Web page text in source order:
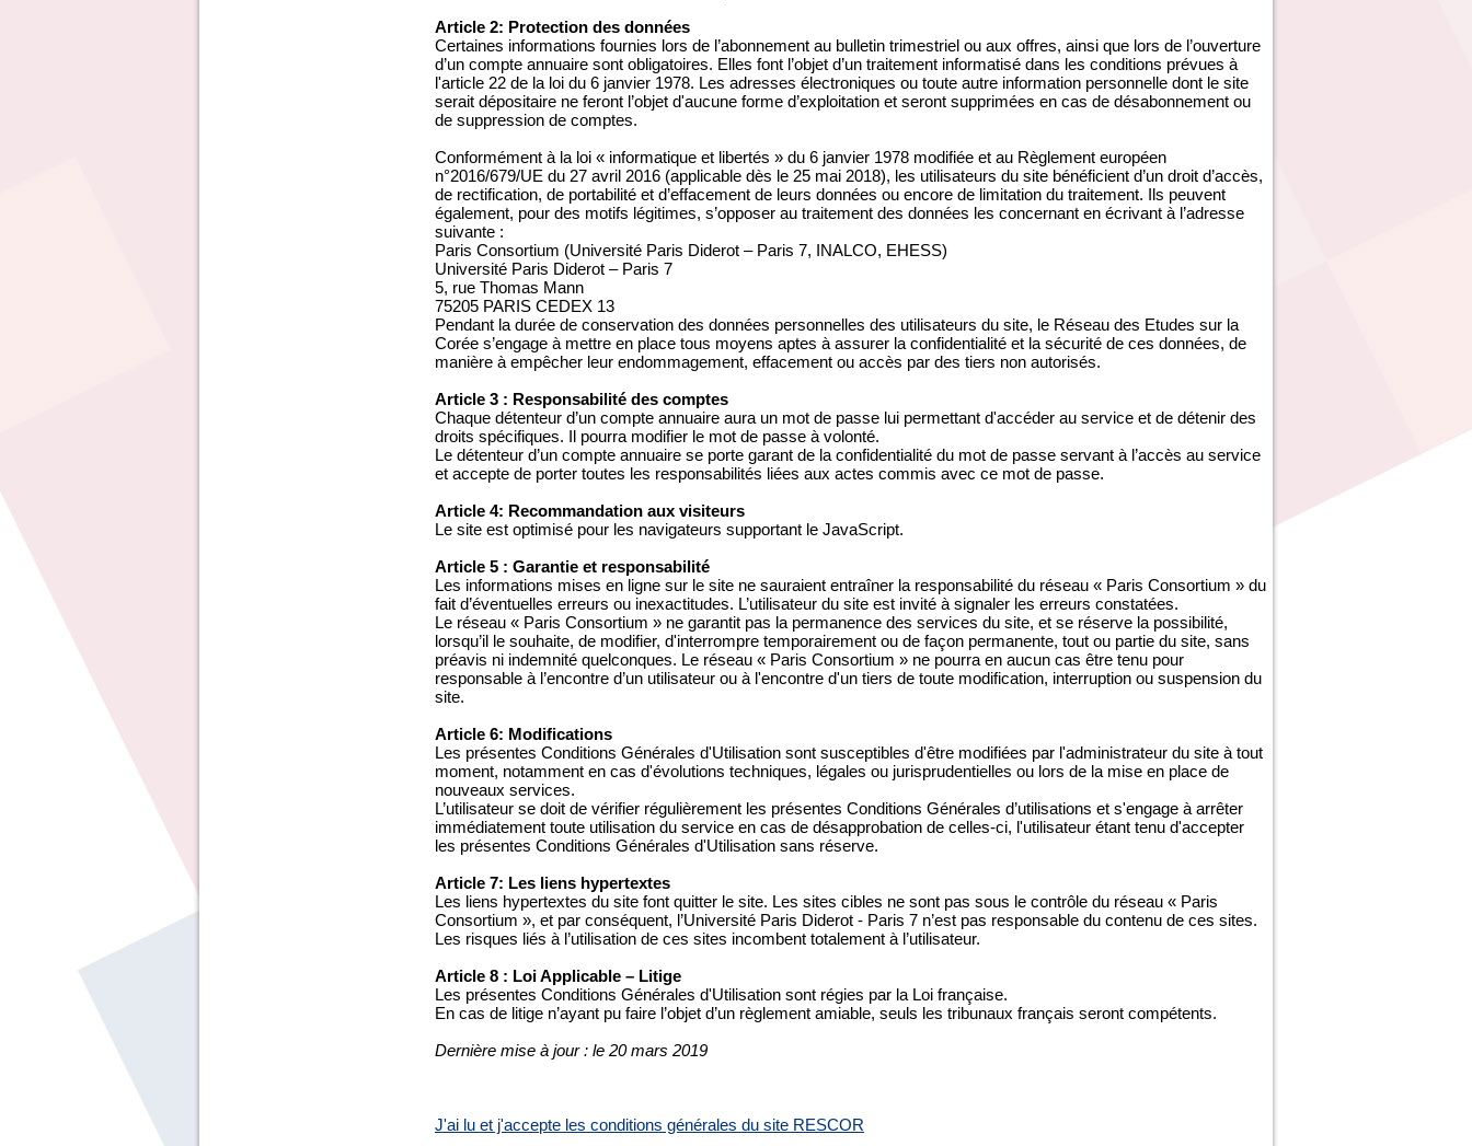
Article 2: Protection des données
Certaines informations fournies lors de l’abonnement au bulletin trimestriel ou aux offres, ainsi que lors de l’ouverture
d’un compte annuaire sont obligatoires. Elles font l’objet d’un traitement informatisé dans les conditions prévues à
l'article 22 de la loi du 6 janvier 1978. Les adresses électroniques ou toute autre information personnelle dont le site
serait dépositaire ne feront l’objet d'aucune forme d’exploitation et seront supprimées en cas de désabonnement ou
de suppression de comptes.
Conformément à la loi « informatique et libertés » du 6 janvier 1978 modifiée et au Règlement européen
n°2016/679/UE du 27 avril 2016 (applicable dès le 25 mai 2018), les utilisateurs du site bénéficient d’un droit d’accès,
de rectification, de portabilité et d’effacement de leurs données ou encore de limitation du traitement. Ils peuvent
également, pour des motifs légitimes, s’opposer au traitement des données les concernant en écrivant à l’adresse
suivante :
Paris Consortium (Université Paris Diderot – Paris 7, INALCO, EHESS)
Université Paris Diderot – Paris 7
5, rue Thomas Mann
75205 PARIS CEDEX 13
Pendant la durée de conservation des données personnelles des utilisateurs du site, le Réseau des Etudes sur la
Corée s’engage à mettre en place tous moyens aptes à assurer la confidentialité et la sécurité de ces données, de
manière à empêcher leur endommagement, effacement ou accès par des tiers non autorisés.
Article 3 : Responsabilité des comptes
Chaque détenteur d’un compte annuaire aura un mot de passe lui permettant d'accéder au service et de détenir des
droits spécifiques. Il pourra modifier le mot de passe à volonté.
Le détenteur d’un compte annuaire se porte garant de la confidentialité du mot de passe servant à l’accès au service
et accepte de porter toutes les responsabilités liées aux actes commis avec ce mot de passe.
Article 4: Recommandation aux visiteurs
Le site est optimisé pour les navigateurs supportant le JavaScript.
Article 5 : Garantie et responsabilité
Les informations mises en ligne sur le site ne sauraient entraîner la responsabilité du réseau « Paris Consortium » du
fait d’éventuelles erreurs ou inexactitudes. L’utilisateur du site est invité à signaler les erreurs constatées.
Le réseau « Paris Consortium » ne garantit pas la permanence des services du site, et se réserve la possibilité,
lorsqu’il le souhaite, de modifier, d'interrompre temporairement ou de façon permanente, tout ou partie du site, sans
préavis ni indemnité quelconques. Le réseau « Paris Consortium » ne pourra en aucun cas être tenu pour
responsable à l’encontre d’un utilisateur ou à l'encontre d'un tiers de toute modification, interruption ou suspension du
site.
Article 6: Modifications
Les présentes Conditions Générales d'Utilisation sont susceptibles d'être modifiées par l'administrateur du site à tout
moment, notamment en cas d'évolutions techniques, légales ou jurisprudentielles ou lors de la mise en place de
nouveaux services.
L’utilisateur se doit de vérifier régulièrement les présentes Conditions Générales d’utilisations et s'engage à arrêter
immédiatement toute utilisation du service en cas de désapprobation de celles-ci, l'utilisateur étant tenu d'accepter
les présentes Conditions Générales d'Utilisation sans réserve.
Article 7: Les liens hypertextes
Les liens hypertextes du site font quitter le site. Les sites cibles ne sont pas sous le contrôle du réseau « Paris
Consortium », et par conséquent, l’Université Paris Diderot - Paris 7 n’est pas responsable du contenu de ces sites.
Les risques liés à l’utilisation de ces sites incombent totalement à l’utilisateur.
Article 8 : Loi Applicable – Litige
Les présentes Conditions Générales d'Utilisation sont régies par la Loi française.
En cas de litige n’ayant pu faire l’objet d’un règlement amiable, seuls les tribunaux français seront compétents.
Dernière mise à jour : le 20 mars 2019
J'ai lu et j'accepte les conditions générales du site RESCOR